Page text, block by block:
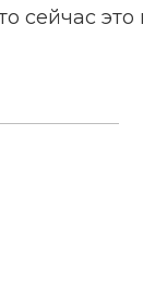
сейчас